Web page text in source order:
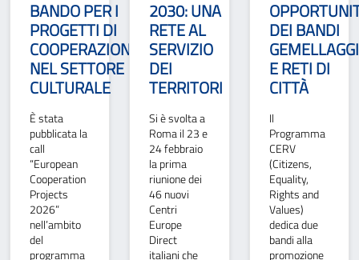
BANDO PER I
PROGETTI DI
COOPERAZIONE
NEL SETTORE
CULTURALE
È stata
pubblicata la
call
“European
Cooperation
Projects
2026”
nell’ambito
del
programma
2030: UNA
RETE AL
SERVIZIO
DEI
TERRITORI
Si è svolta a
Roma il 23 e
24 febbraio
la prima
riunione dei
46 nuovi
Centri
Europe
Direct
italiani che
DEI BANDI
GEMELLAGGI
E RETI DI
CITTÀ
Il
Programma
CERV
(Citizens,
Equality,
Rights and
Values)
dedica due
bandi alla
promozione